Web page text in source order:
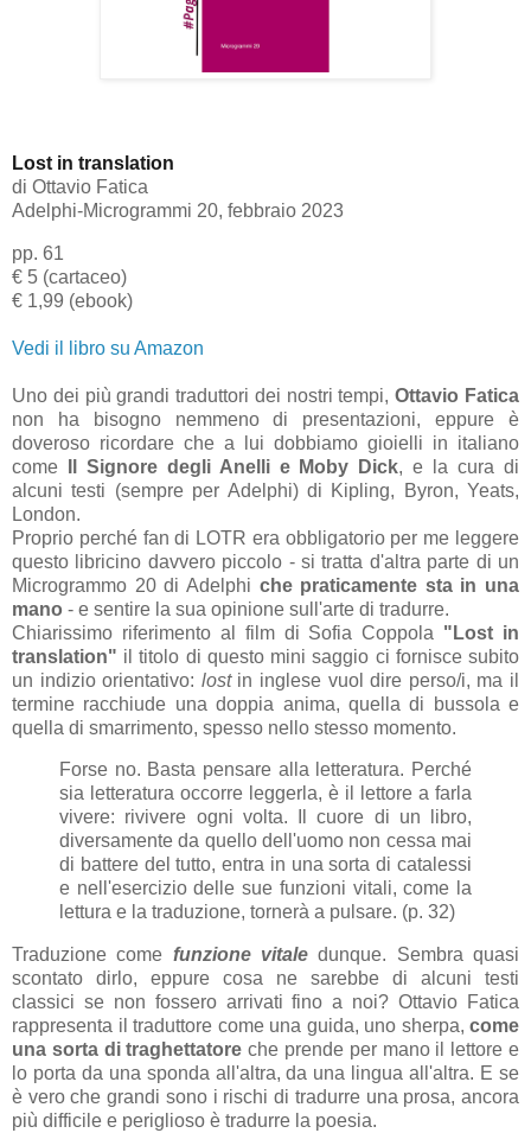
Lost in translation
di Ottavio Fatica
Adelphi-Microgrammi 20, febbraio 2023
pp. 61
€ 5 (cartaceo)
€ 1,99 (ebook)
Vedi il libro su Amazon
Uno dei più grandi traduttori dei nostri tempi,Ottavio Fatica
non ha bisogno nemmeno di presentazioni, eppure è
doveroso ricordare che a lui dobbiamo gioielli in italiano
come Il Signore degli Anelli e Moby Dick, e la cura di
alcuni testi (sempre per Adelphi) di Kipling, Byron, Yeats,
London.
Proprio perché fan di LOTR era obbligatorio per me leggere
questo libricino davvero piccolo - si tratta d'altra parte di un
Microgrammo 20 di Adelphi che praticamente sta in una
mano - e sentire la sua opinione sull'arte di tradurre.
Chiarissimo riferimento al film di Sofia Coppola "Lost in
translation" il titolo di questo mini saggio ci fornisce subito
un indizio orientativo: lostin inglese vuol dire perso/i, ma il
termine racchiude una doppia anima, quella di bussola e
quella di smarrimento, spesso nello stesso momento.
Forse no. Basta pensare alla letteratura. Perché
sia letteratura occorre leggerla, è il lettore a farla
vivere: rivivere ogni volta. Il cuore di un libro,
diversamente da quello dell'uomo non cessa mai
di battere del tutto, entra in una sorta di catalessi
e nell'esercizio delle sue funzioni vitali, come la
lettura e la traduzione, tornerà a pulsare. (p. 32)
Traduzione come funzione vitale dunque. Sembra quasi
scontato dirlo, eppure cosa ne sarebbe di alcuni testi
classici se non fossero arrivati fino a noi? Ottavio Fatica
rappresenta il traduttore come una guida, uno sherpa, come
una sorta di traghettatore che prende per mano il lettore e
lo porta da una sponda all'altra, da una lingua all'altra. E se
è vero che grandi sono i rischi di tradurre una prosa, ancora
più difficile e periglioso è tradurre la poesia.